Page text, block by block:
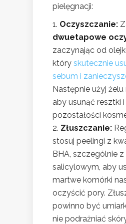
pielęgnacji:
Oczyszczanie:
dwuetapowe
zaczynając od
który skutecznie
sebum i
Następnie użyj
aby usunąć resztki i
pozostałości
Złuszczanie:
stosuj peelingi z
BHA, szczególnie
salicylowym, aby
martwe komórki
oczyścić pory.
powinno być
nie podrażniać